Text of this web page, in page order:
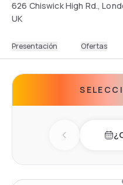
626 Chiswick High Rd.,
UK
Presentación Ofertas
Previous day